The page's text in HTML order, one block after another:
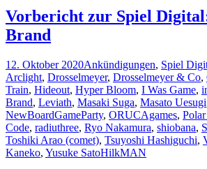
Vorbericht zur Spiel
Brand
12. Oktober 2020Ankündigungen, Spiel
Arclight, Drosselmeyer, Drosselmeyer & Co,
Train, Hideout, Hyper Bloom, I Was Game,
Brand, Leviath, Masaki Suga, Masato Uesugi
NewBoardGameParty, ORUCAgames,
Code, radiuthree, Ryo Nakamura, shiobana,
Toshiki Arao (comet), Tsuyoshi Hashiguchi,
Kaneko, Yusuke SatoHilkMAN